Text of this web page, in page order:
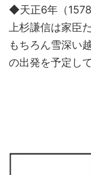
◆天正6年（1578
上杉謙信は家臣
もちろん雪深い
の出発を予定し